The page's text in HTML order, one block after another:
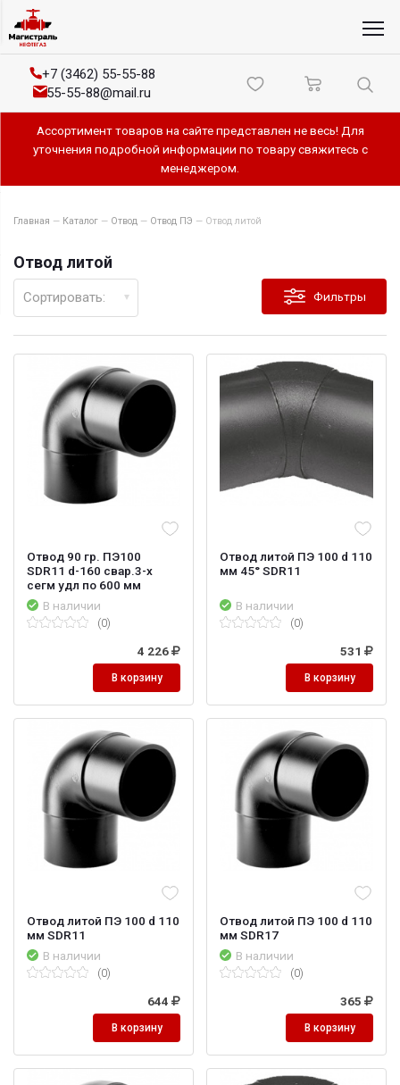
+7 (3462) 55-55-88
55-55-88@mail.ru
Ассортимент товаров на сайте представлен не весь! Для
уточнения подробной информации по товару свяжитесь с
менеджером.
Главная — Каталог — Отвод — Отвод ПЭ — Отвод литой
Отвод литой
Фильтры
Сортировать:
Отвод 90 гр. ПЭ100
SDR11 d-160 свар.3-х
сегм удл по 600 мм
В наличии
(0)
4 226
В корзину
Отвод литой ПЭ 100 d 110
мм 45° SDR11
В наличии
(0)
531
В корзину
Отвод литой ПЭ 100 d 110
мм SDR11
В наличии
(0)
644
В корзину
Отвод литой ПЭ 100 d 110
мм SDR17
В наличии
(0)
365
В корзину